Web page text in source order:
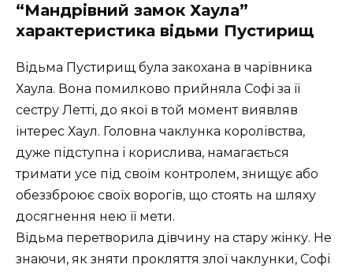
“Мандрівний замок Хаула”
характеристика відьми Пустирищ
Відьма Пустирищ була закохана в чарівника
Хаула. Вона помилково прийняла Софі за її
сестру Летті, до якої в той момент виявляв
інтерес Хаул. Головна чаклунка королівства,
дуже підступна і корислива, намагається
тримати усе під своїм контролем, знищує або
обеззброює своїх ворогів, що стоять на шляху
досягнення нею її мети.
Відьма перетворила дівчину на стару жінку. Не
знаючи, як зняти прокляття злої чаклунки, Софі